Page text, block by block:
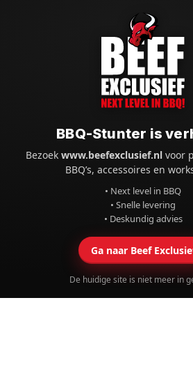
BBQ-Stunter is
Bezoekwww.beefexclusief.nl voor
BBQ’s, accessoires en
• Next level in BBQ
• Snelle levering
• Deskundig advies
Ga naar Beef
De huidige site is niet meer in